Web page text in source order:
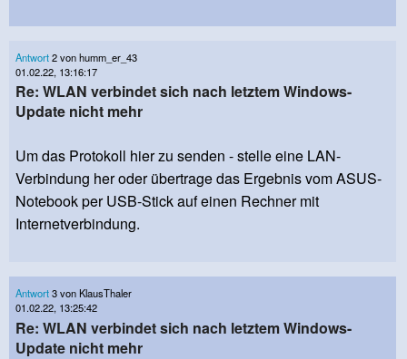
Antwort2 von humm_er_43
01.02.22, 13:16:17
Re: WLAN verbindet sich nach letztem Windows-
Update nicht mehr
Um das Protokoll hier zu senden - stelle eine LAN-
Verbindung her oder übertrage das Ergebnis vom ASUS-
Notebook per USB-Stick auf einen Rechner mit
Internetverbindung.
Antwort3 von KlausThaler
01.02.22, 13:25:42
Re: WLAN verbindet sich nach letztem Windows-
Update nicht mehr